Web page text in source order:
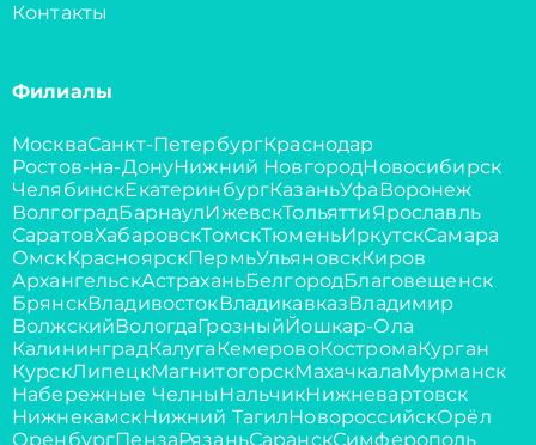
Контакты
Филиалы
МоскваСанкт-ПетербургКраснодар
Ростов-на-ДонуНижний НовгородНовосибирск
ЧелябинскЕкатеринбургКазаньУфаВоронеж
ВолгоградБарнаулИжевскТольяттиЯрославль
СаратовХабаровскТомскТюменьИркутскСамара
ОмскКрасноярскПермьУльяновскКиров
АрхангельскАстраханьБелгородБлаговещенск
БрянскВладивостокВладикавказВладимир
ВолжскийВологдаГрозныйЙошкар-Ола
КалининградКалугаКемеровоКостромаКурган
КурскЛипецкМагнитогорскМахачкалаМурманск
Набережные ЧелныНальчикНижневартовск
НижнекамскНижний ТагилНовороссийскОрёл
ОренбургПензаРязаньСаранскСимферополь